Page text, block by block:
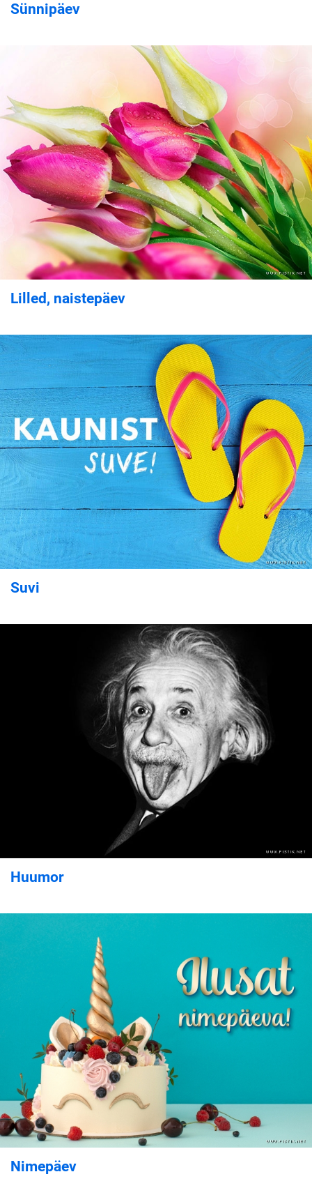
Sünnipäev
Lilled, naistepäev
Suvi
Huumor
Nimepäev